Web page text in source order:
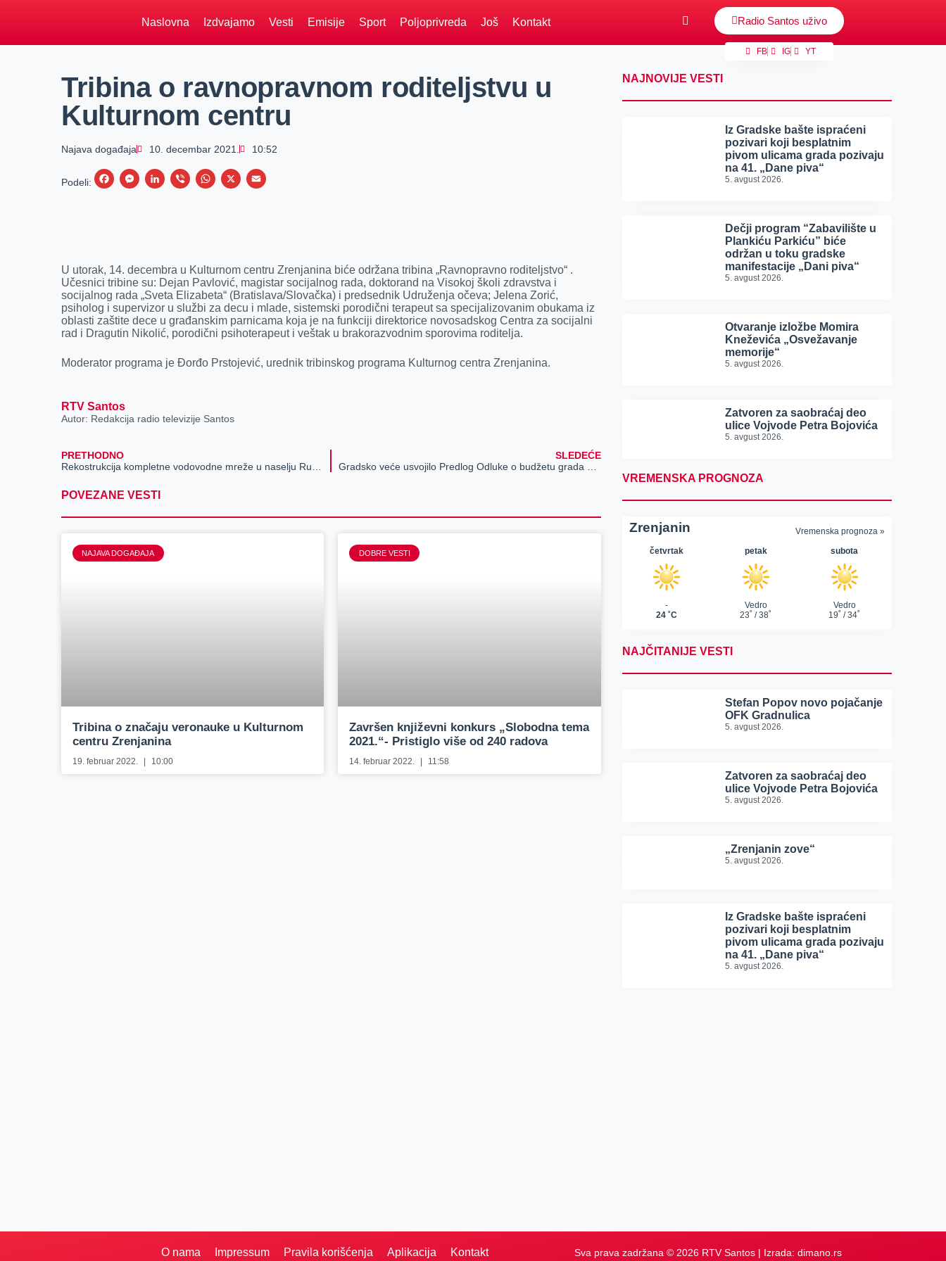
Naslovna Izdvajamo Vesti Emisije Sport Poljoprivreda Još Kontakt Radio Santos uživo
FB IG YT
Tribina o ravnopravnom roditeljstvu u
Kulturnom centru
Najava događaja 10. decembar 2021. 10:52
Podeli:
F
o
o
k
M
n
g
e
r
L
d
I
n
V
W
A
p
p
X
U utorak, 14. decembra u Kulturnom centru Zrenjanina biće održana tribina „Ravnopravno roditeljstvo“ .
Učesnici tribine su: Dejan Pavlović, magistar socijalnog rada, doktorand na Visokoj školi zdravstva i
socijalnog rada „Sveta Elizabeta“ (Bratislava/Slovačka) i predsednik Udruženja očeva; Jelena Zorić,
psiholog i supervizor u službi za decu i mlade, sistemski porodični terapeut sa specijalizovanim obukama iz
oblasti zaštite dece u građanskim parnicama koja je na funkciji direktorice novosadskog Centra za socijalni
rad i Dragutin Nikolić, porodični psihoterapeut i veštak u brakorazvodnim sporovima roditelja.
Moderator programa je Đorđo Prstojević, urednik tribinskog programa Kulturnog centra Zrenjanina.
RTV Santos
Autor: Redakcija radio televizije Santos
PRETHODNO
SLEDEĆE
POVEZANE VESTI
NAJAVA DOGAĐAJA
Tribina o značaju veronauke u Kulturnom
centru Zrenjanina
19. februar 2022. 10:00
DOBRE VESTI
Završen književni konkurs „Slobodna tema
2021.“- Pristiglo više od 240 radova
14. februar 2022. 11:58
NAJNOVIJE VESTI
Iz Gradske bašte ispraćeni
pozivari koji besplatnim
pivom ulicama grada pozivaju
na 41. „Dane piva“
5. avgust 2026.
Dečji program “Zabavilište u
Plankiću Parkiću” biće
održan u toku gradske
manifestacije „Dani piva“
5. avgust 2026.
Otvaranje izložbe Momira
Kneževića „Osvežavanje
memorije“
5. avgust 2026.
Zatvoren za saobraćaj deo
ulice Vojvode Petra Bojovića
5. avgust 2026.
VREMENSKA PROGNOZA
NAJČITANIJE VESTI
Stefan Popov novo pojačanje
OFK Gradnulica
5. avgust 2026.
Zatvoren za saobraćaj deo
ulice Vojvode Petra Bojovića
5. avgust 2026.
„Zrenjanin zove“
5. avgust 2026.
Iz Gradske bašte ispraćeni
pozivari koji besplatnim
pivom ulicama grada pozivaju
na 41. „Dane piva“
5. avgust 2026.
O nama Impressum Pravila korišćenja Aplikacija Kontakt Sva prava zadržana © 2026 RTV Santos | Izrada: dimano.rs